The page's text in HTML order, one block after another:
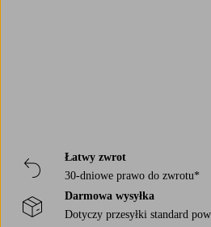
Łatwy zwrot
30-dniowe prawo do zwrotu*
Darmowa wysyłka
Dotyczy przesyłki standard